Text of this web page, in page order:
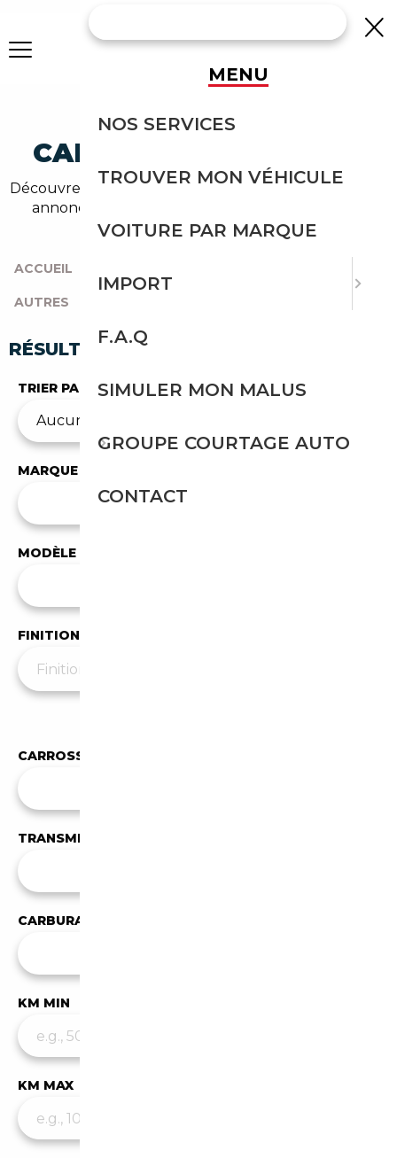
BMW AUTRES
CABRIOLET OCCASION
Découvrez un large choix de bmw cabriolet dans nos
annonces de autres. Un import sans effort avec
Courtage Auto.
ACCUEIL
AUTRES
RÉSULTATS DE VOTRE RECHERCHE
TRIER PAR
MARQUE
BMW
MODÈLE
FINITION
CARROSSERIE
TRANSMISSION
CARBURANT
KM MIN
KM MAX
MENU
NOS SERVICES
TROUVER MON VÉHICULE
VOITURE PAR MARQUE
IMPORT
F.A.Q
SIMULER MON MALUS
GROUPE COURTAGE AUTO
CONTACT